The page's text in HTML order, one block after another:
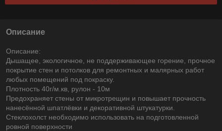
Описание
Описание:
Дышащее, экологичное, не поддерживающее горение, прочное
покрытие стен и потолков для ремонтных и малярных работ
любых помещений под покраску.
Плотность 40г/м.кв, рулон - 10м
Предохраняет стены от микротрещин и повышает прочность
нанесённой шпатлёвки и декоративной штукатурки.
Стеклохолст необходимо использовать на подготовленной
ровной поверхности